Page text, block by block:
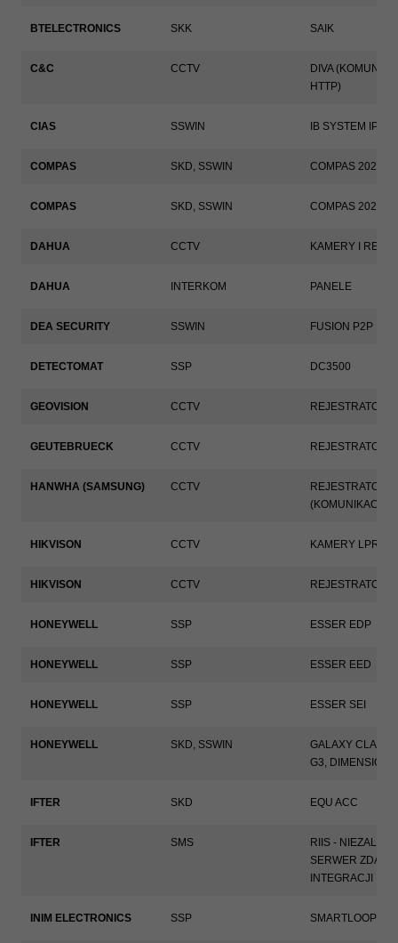
BTELECTRONICS SKK SAIK
C&C CCTV
DIVA
HTTP)
CIAS SSWIN IB SYSTEM IP
COMPAS SKD SSWIN COMPAS 2026
COMPAS SKD SSWIN COMPAS 2026
DAHUA CCTV KAMERY I
DAHUA INTERKOM PANELE
DEA SECURITY SSWIN FUSION P2P
DETECTOMAT SSP DC3500
GEOVISION CCTV REJESTRATORY
GEUTEBRUECK CCTV REJESTRATORY
HANWHA (SAMSUNG) CCTV
REJESTRATORY
(KOMUNIKACJA
HIKVISON CCTV KAMERY LPR
HIKVISON CCTV REJESTRATORY
HONEYWELL SSP ESSER EDP
HONEYWELL SSP ESSER EED
HONEYWELL SSP ESSER SEI
HONEYWELL SKD SSWIN
GALAXY
G3, DIMENSION,
IFTER SKD EQU ACC
IFTER SMS
RIIS -
SERWER
INTEGRACJI
INIM ELECTRONICS SSP SMARTLOOP
i strukturę
Doświadczenie